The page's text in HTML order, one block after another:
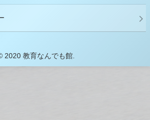
2020 教育なんでも館.